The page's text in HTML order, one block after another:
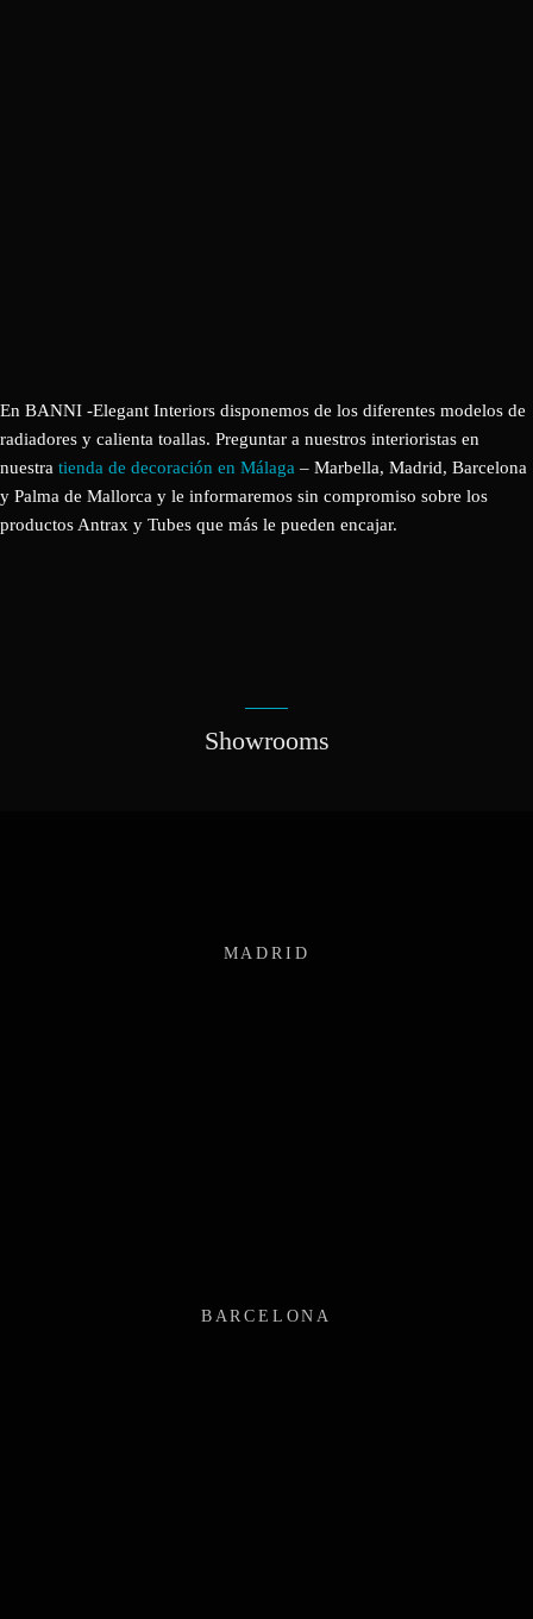
En BANNI -Elegant Interiors disponemos de los diferentes modelos de
radiadores y calienta toallas. Preguntar a nuestros interioristas en
nuestra tienda de decoración en Málaga – Marbella, Madrid, Barcelona
y Palma de Mallorca y le informaremos sin compromiso sobre los
productos Antrax y Tubes que más le pueden encajar.
Showrooms
MADRID
BARCELONA